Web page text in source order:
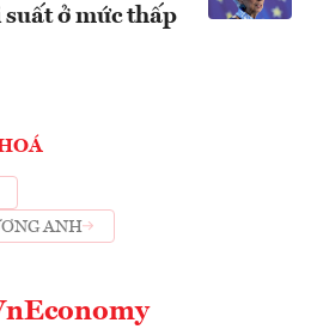
ở mức thấp
ANH